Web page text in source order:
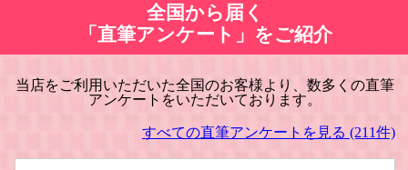
戦車・軍用機・軍艦 プラモデル買取 旅客機/飛行機 プラモデル買取
全国から届く
「直筆アンケート」をご紹介
当店をご利用いただいた全国のお客様より、数多くの直筆
アンケートをいただいております。
すべての直筆アンケートを見る (211件)